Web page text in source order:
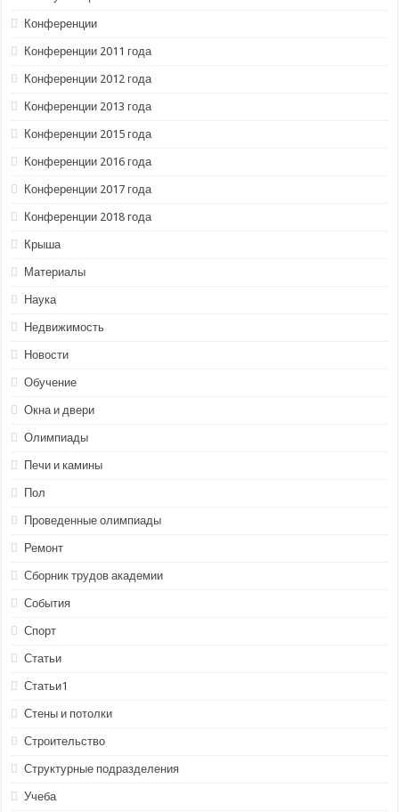
Конференции
Конференции 2011 года
Конференции 2012 года
Конференции 2013 года
Конференции 2015 года
Конференции 2016 года
Конференции 2017 года
Конференции 2018 года
Крыша
Материалы
Наука
Недвижимость
Новости
Обучение
Окна и двери
Олимпиады
Печи и камины
Пол
Проведенные олимпиады
Ремонт
Сборник трудов академии
События
Спорт
Статьи
Статьи1
Стены и потолки
Строительство
Структурные подразделения
Учеба